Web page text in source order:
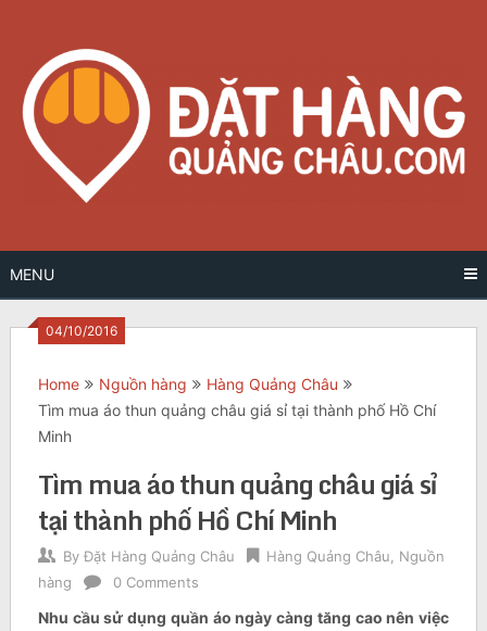
content
MENU
04/10/2016
Home Nguồn hàng
Hàng Quảng Châu
Tìm mua áo thun quảng châu giá sỉ tại thành phố Hồ Chí
Minh
Tìm mua áo thun quảng châu giá sỉ
tại thành phố Hồ Chí Minh
By Đặt Hàng Quảng Châu Hàng Quảng Châu, Nguồn
hàng
0 Comments
Nhu cầu sử dụng quần áo ngày càng tăng cao nên việc